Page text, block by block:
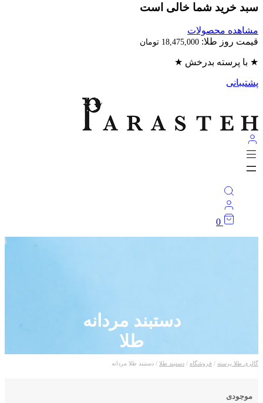
خرید شما خالی است
محصولات
روز طلا:18,475,000 تومان
با پرسته بدرخش ★
0
دستبند مردانه
طلا
طلا پرسته /فروشگاه/دستبند طلا / دستبند طلا مردانه
موجودی